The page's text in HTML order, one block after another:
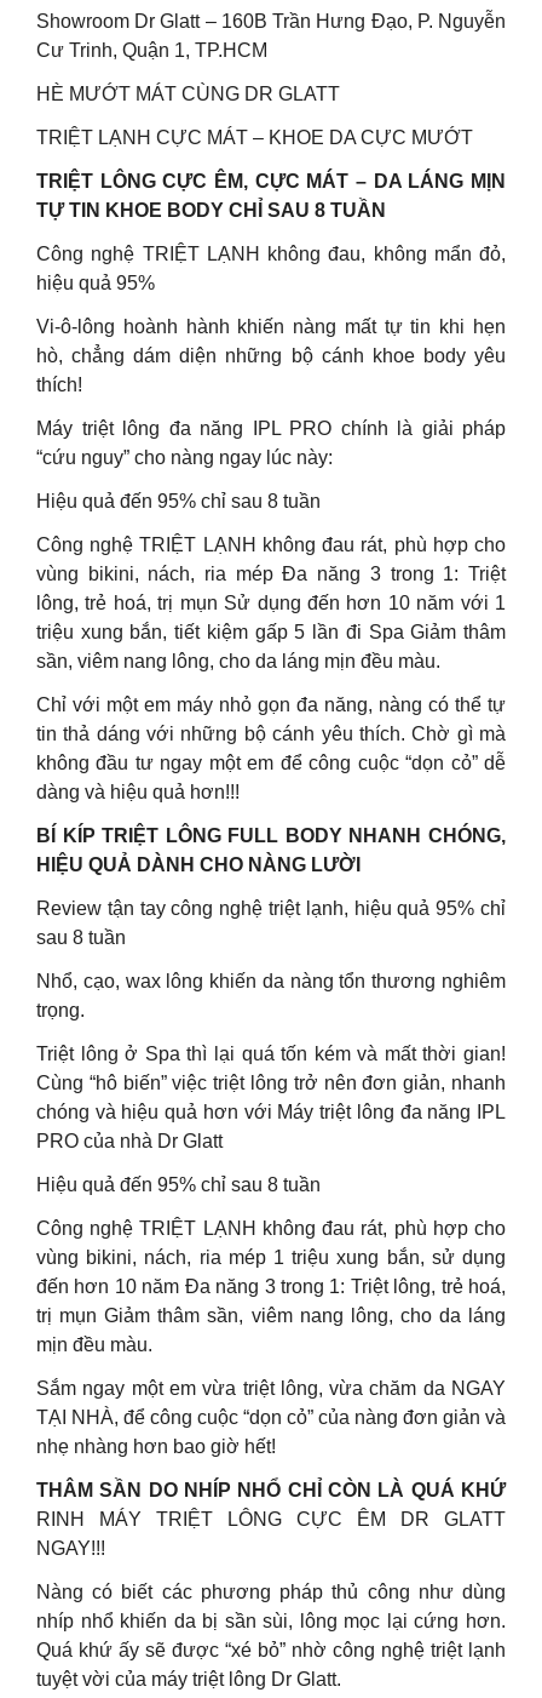
Showroom Dr Glatt – 160B Trần Hưng Đạo, P. Nguyễn
Cư Trinh, Quận 1, TP.HCM
HÈ MƯỚT MÁT CÙNG DR GLATT
TRIỆT LẠNH CỰC MÁT – KHOE DA CỰC MƯỚT
TRIỆT LÔNG CỰC ÊM, CỰC MÁT – DA LÁNG MỊN
TỰ TIN KHOE BODY CHỈ SAU 8 TUẦN
Công nghệ TRIỆT LẠNH không đau, không mẩn đỏ,
hiệu quả 95%
Vi-ô-lông hoành hành khiến nàng mất tự tin khi hẹn
hò, chẳng dám diện những bộ cánh khoe body yêu
thích!
Máy triệt lông đa năng IPL PRO chính là giải pháp
“cứu nguy” cho nàng ngay lúc này:
Hiệu quả đến 95% chỉ sau 8 tuần
Công nghệ TRIỆT LẠNH không đau rát, phù hợp cho
vùng bikini, nách, ria mép Đa năng 3 trong 1: Triệt
lông, trẻ hoá, trị mụn Sử dụng đến hơn 10 năm với 1
triệu xung bắn, tiết kiệm gấp 5 lần đi Spa Giảm thâm
sần, viêm nang lông, cho da láng mịn đều màu.
Chỉ với một em máy nhỏ gọn đa năng, nàng có thể tự
tin thả dáng với những bộ cánh yêu thích. Chờ gì mà
không đầu tư ngay một em để công cuộc “dọn cỏ” dễ
dàng và hiệu quả hơn!!!
BÍ KÍP TRIỆT LÔNG FULL BODY NHANH CHÓNG,
HIỆU QUẢ DÀNH CHO NÀNG LƯỜI
Review tận tay công nghệ triệt lạnh, hiệu quả 95% chỉ
sau 8 tuần
Nhổ, cạo, wax lông khiến da nàng tổn thương nghiêm
trọng.
Triệt lông ở Spa thì lại quá tốn kém và mất thời gian!
Cùng “hô biến” việc triệt lông trở nên đơn giản, nhanh
chóng và hiệu quả hơn với Máy triệt lông đa năng IPL
PRO của nhà Dr Glatt
Hiệu quả đến 95% chỉ sau 8 tuần
Công nghệ TRIỆT LẠNH không đau rát, phù hợp cho
vùng bikini, nách, ria mép 1 triệu xung bắn, sử dụng
đến hơn 10 năm Đa năng 3 trong 1: Triệt lông, trẻ hoá,
trị mụn Giảm thâm sần, viêm nang lông, cho da láng
mịn đều màu.
Sắm ngay một em vừa triệt lông, vừa chăm da NGAY
TẠI NHÀ, để công cuộc “dọn cỏ” của nàng đơn giản và
nhẹ nhàng hơn bao giờ hết!
THÂM SẦN DO NHÍP NHỔ CHỈ CÒN LÀ QUÁ KHỨ
RINH MÁY TRIỆT LÔNG CỰC ÊM DR GLATT
NGAY!!!
Nàng có biết các phương pháp thủ công như dùng
nhíp nhổ khiến da bị sần sùi, lông mọc lại cứng hơn.
Quá khứ ấy sẽ được “xé bỏ” nhờ công nghệ triệt lạnh
tuyệt vời của máy triệt lông Dr Glatt.